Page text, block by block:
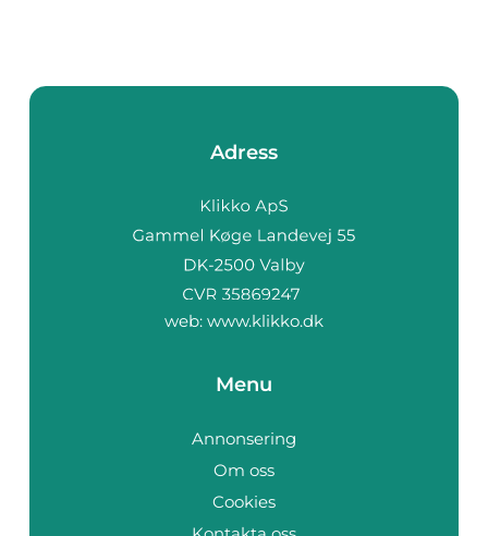
Adress
web: www.klikko.dk
Menu
Annonsering
Om oss
Cookies